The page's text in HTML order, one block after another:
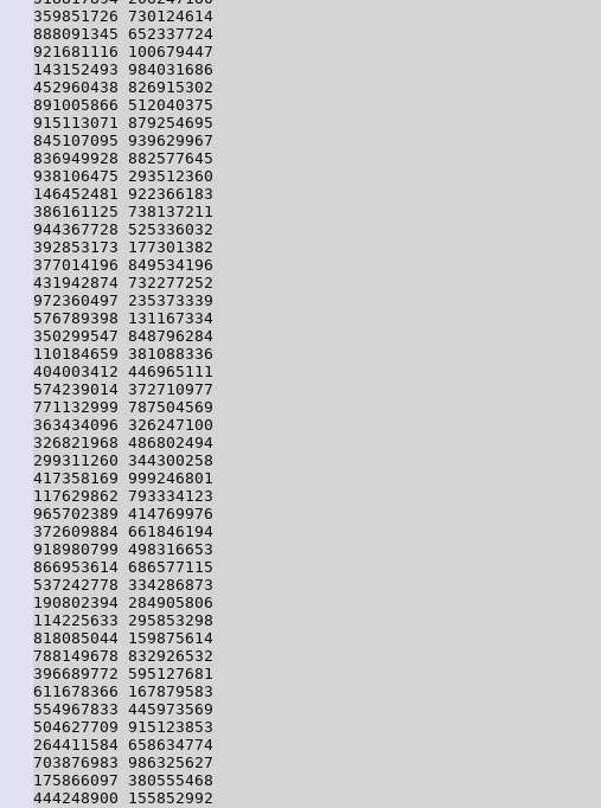
359851726 730124614
888091345 652337724
921681116 100679447
143152493 984031686
452960438 826915302
891005866 512040375
915113071 879254695
845107095 939629967
836949928 882577645
938106475 293512360
146452481 922366183
386161125 738137211
944367728 525336032
392853173 177301382
377014196 849534196
431942874 732277252
972360497 235373339
576789398 131167334
350299547 848796284
110184659 381088336
404003412 446965111
574239014 372710977
771132999 787504569
363434096 326247100
326821968 486802494
299311260 344300258
417358169 999246801
117629862 793334123
965702389 414769976
372609884 661846194
918980799 498316653
866953614 686577115
537242778 334286873
190802394 284905806
114225633 295853298
818085044 159875614
788149678 832926532
396689772 595127681
611678366 167879583
554967833 445973569
504627709 915123853
264411584 658634774
703876983 986325627
175866097 380555468
444248900 155852992